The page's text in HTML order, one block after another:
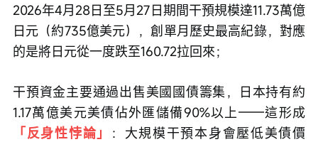
2026年4月28日至5月27日期間干預規模達11.73萬億
日元（約735億美元），創單月歷史最高紀錄，對應
的是將日元從一度跌至160.72拉回來；
干預資金主要通過出售美國國債籌集，日本持有約
1.17萬億美元美債佔外匯儲備90%以上——這形成
「反身性悖論」
：大規模干預本身會壓低美債價